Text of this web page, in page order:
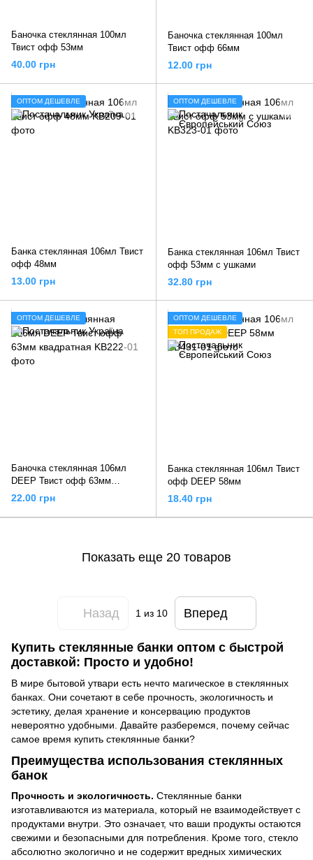
Баночка стеклянная 100мл
Твист офф 53мм
40.00 грн
Баночка стеклянная 100мл
Твист офф 66мм
12.00 грн
ОПТОМ ДЕШЕВЛЕ
Банка стеклянная 106мл Твист
офф 48мм
13.00 грн
ОПТОМ ДЕШЕВЛЕ
Банка стеклянная 106мл Твист
офф 53мм с ушками
32.80 грн
ОПТОМ ДЕШЕВЛЕ
Баночка стеклянная 106мл
DEEP Твист офф 63мм
квадратная
22.00 грн
ОПТОМ ДЕШЕВЛЕ
ТОП ПРОДАЖ
Банка стеклянная 106мл Твист
офф DEEP 58мм
18.40 грн
Показать еще 20 товаров
Назад 1из 10 Вперед
Купить стеклянные банки оптом с быстрой
доставкой: Просто и удобно!
В мире бытовой утвари есть нечто магическое в стеклянных
банках. Они сочетают в себе прочность, экологичность и
эстетику, делая хранение и консервацию продуктов
невероятно удобными. Давайте разберемся, почему сейчас
самое время купить стеклянные банки?
Преимущества использования стеклянных
банок
Прочность и экологичность. Стеклянные банки
изготавливаются из материала, который не взаимодействует с
продуктами внутри. Это означает, что ваши продукты остаются
свежими и безопасными для потребления. Кроме того, стекло
абсолютно экологично и не содержит вредных химических